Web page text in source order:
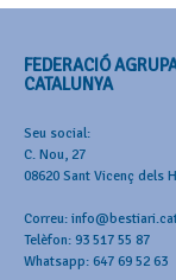
FEDERACIÓ
CATALUNYA
Seu social:
C. Nou, 27
08620 Sant Vicenç dels
Correu:
Telèfon: 93 517 55 87
Whatsapp: 647 69 52 63